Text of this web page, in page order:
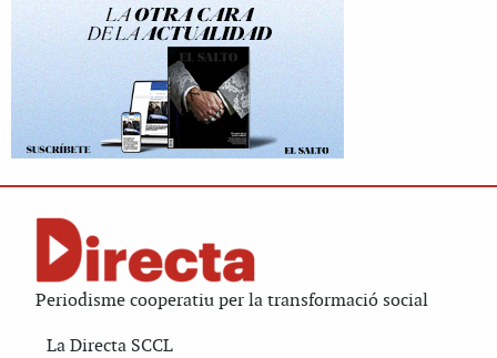
Periodisme cooperatiu per la transformació social
La Directa SCCL